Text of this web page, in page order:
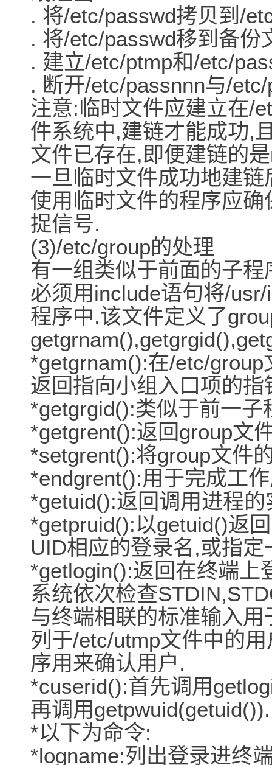
. 将/etc/passwd拷贝到/
. 将/etc/passwd移到备份
. 建立/etc/ptmp和/etc/
. 断开/etc/passnnn与/
注意:临时文件应建立在/
件系统中,建链才能成功,
文件已存在,即便建链的
一旦临时文件成功地建
使用临时文件的程序应
捉信号.
(3)/etc/group的处理
有一组类似于前面的子
必须用include语句将/
程序中.该文件定义了
*getgrnam():在/etc/
返回指向小组入口项的指
*getgrgid():类似于前一
*getgrent():返回group文
*setgrent():将group文件
*endgrent():用于完成工
*getuid():返回调用进程的
*getpruid():以getuid()返
UID相应的登录名,或指定
*getlogin():返回在终端上
系统依次检查
与终端相联的标准输入
列于/etc/utmp文件中的
序用来确认用户.
*cuserid():首先调用
再调用getpwuid(getuid()).
*以下为命令:
*logname:列出登录进终